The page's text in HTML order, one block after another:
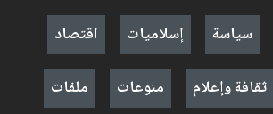
سياسة إسلاميات
اقتصاد
ثقافة وإعلام منوعات ملفات